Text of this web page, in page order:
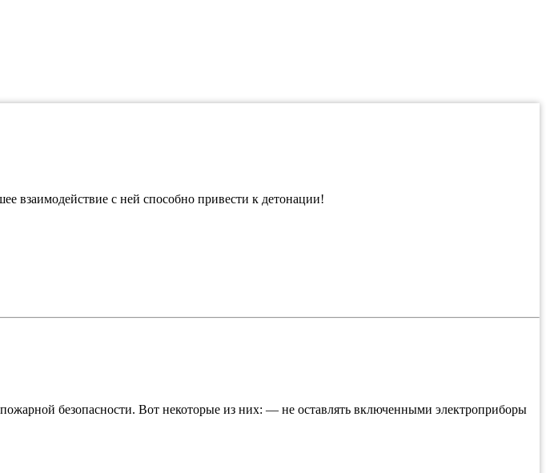
взаимодействие с ней способно привести к детонации!
безопасности. Вот некоторые из них: — не оставлять включенными электроприборы